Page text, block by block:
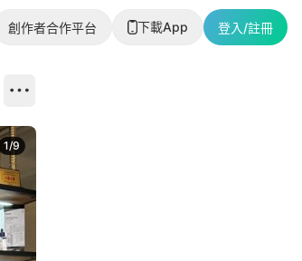
創作者合作平台 下載App 登入/註冊
1/9